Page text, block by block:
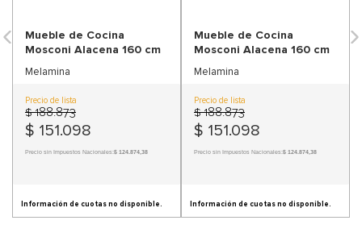
Mueble de Cocina
Mosconi Alacena 160 cm
Melamina
Precio de lista
$ 188.873
$ 151.098
Precio sin Impuestos Nacionales:$ 124.874,38
Información de cuotas no disponible.
Mueble de Cocina
Mosconi Alacena 160 cm
Melamina
Precio de lista
$ 188.873
$ 151.098
Precio sin Impuestos Nacionales:$ 124.874,38
Información de cuotas no disponible.
10. sofa cama